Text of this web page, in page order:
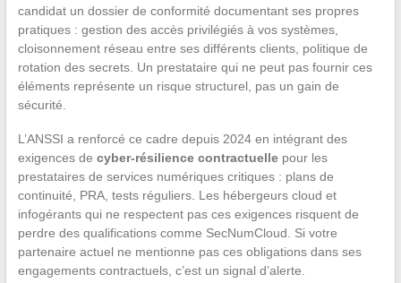
candidat un dossier de conformité documentant ses propres
pratiques : gestion des accès privilégiés à vos systèmes,
cloisonnement réseau entre ses différents clients, politique de
rotation des secrets. Un prestataire qui ne peut pas fournir ces
éléments représente un risque structurel, pas un gain de
sécurité.
L’ANSSI a renforcé ce cadre depuis 2024 en intégrant des
exigences de cyber-résilience contractuellepour les
prestataires de services numériques critiques : plans de
continuité, PRA, tests réguliers. Les hébergeurs cloud et
infogérants qui ne respectent pas ces exigences risquent de
perdre des qualifications comme SecNumCloud. Si votre
partenaire actuel ne mentionne pas ces obligations dans ses
engagements contractuels, c’est un signal d’alerte.